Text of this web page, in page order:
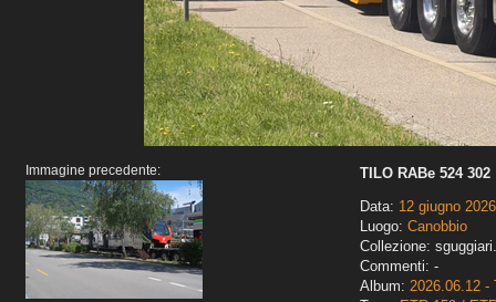
Immagine precedente:
TILO RABe 524 302
Data: 12 giugno 2026
Luogo: Canobbio
Collezione:
Commenti: -
Album: 2026.06.12 -